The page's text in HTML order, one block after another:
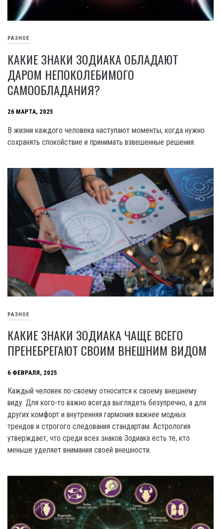
РАЗНОЕ
КАКИЕ ЗНАКИ ЗОДИАКА ОБЛАДАЮТ
ДАРОМ НЕПОКОЛЕБИМОГО
САМООБЛАДАНИЯ?
26 МАРТА, 2025
В жизни каждого человека наступают моменты, когда нужно
сохранять спокойствие и принимать взвешенные решения.
РАЗНОЕ
КАКИЕ ЗНАКИ ЗОДИАКА ЧАЩЕ ВСЕГО
ПРЕНЕБРЕГАЮТ СВОИМ ВНЕШНИМ ВИДОМ
6 ФЕВРАЛЯ, 2025
Каждый человек по-своему относится к своему внешнему
виду. Для кого-то важно всегда выглядеть безупречно, а для
других комфорт и внутренняя гармония важнее модных
трендов и строгого следования стандартам. Астрология
утверждает, что среди всех знаков Зодиака есть те, кто
меньше уделяет внимания своей внешности.